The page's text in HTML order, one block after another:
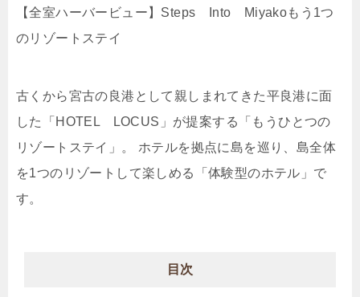
【全室ハーバービュー】Steps Into Miyakoもう1つ
のリゾートステイ
古くから宮古の良港として親しまれてきた平良港に面
した「HOTEL LOCUS」が提案する「もうひとつの
リゾートステイ」。 ホテルを拠点に島を巡り、島全体
を1つのリゾートして楽しめる「体験型のホテル」で
す。
目次